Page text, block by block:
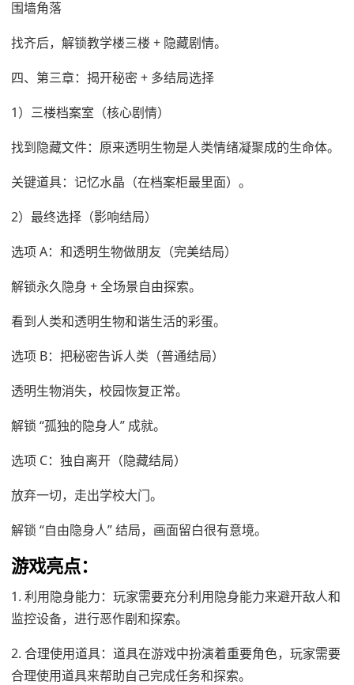
围墙角落
找齐后，解锁教学楼三楼 + 隐藏剧情。
四、第三章：揭开秘密 + 多结局选择
1）三楼档案室（核心剧情）
找到隐藏文件：原来透明生物是人类情绪凝聚成的生命体。
关键道具：记忆水晶（在档案柜最里面）。
2）最终选择（影响结局）
选项 A：和透明生物做朋友（完美结局）
解锁永久隐身 + 全场景自由探索。
看到人类和透明生物和谐生活的彩蛋。
选项 B：把秘密告诉人类（普通结局）
透明生物消失，校园恢复正常。
解锁 “孤独的隐身人” 成就。
选项 C：独自离开（隐藏结局）
放弃一切，走出学校大门。
解锁 “自由隐身人” 结局，画面留白很有意境。
游戏亮点：
1. 利用隐身能力：玩家需要充分利用隐身能力来避开敌人和
监控设备，进行恶作剧和探索。
2. 合理使用道具：道具在游戏中扮演着重要角色，玩家需要
合理使用道具来帮助自己完成任务和探索。